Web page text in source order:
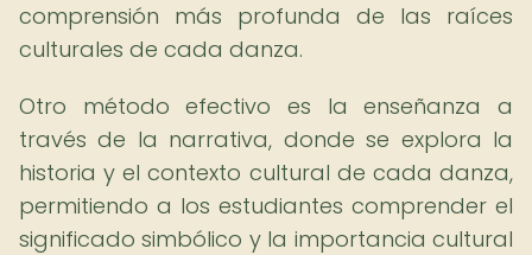
comprensión más profunda de las raíces
culturales de cada danza.
Otro método efectivo es la enseñanza a
través de la narrativa, donde se explora la
historia y el contexto cultural de cada danza,
permitiendo a los estudiantes comprender el
significado simbólico y la importancia cultural